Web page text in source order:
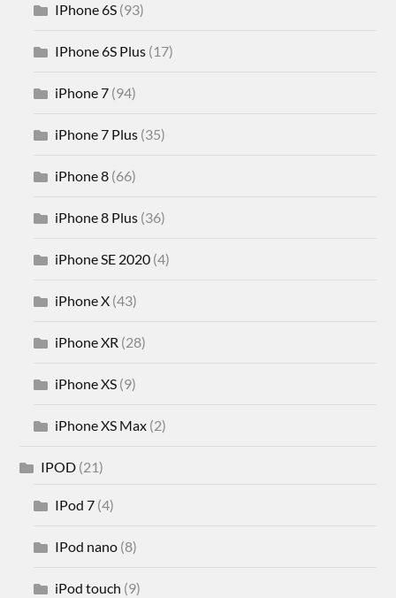
IPhone 6S (93)
IPhone 6S Plus (17)
iPhone 7 (94)
iPhone 7 Plus (35)
iPhone 8 (66)
iPhone 8 Plus (36)
iPhone SE 2020 (4)
iPhone X (43)
iPhone XR (28)
iPhone XS (9)
iPhone XS Max (2)
IPOD (21)
IPod 7 (4)
IPod nano (8)
iPod touch (9)